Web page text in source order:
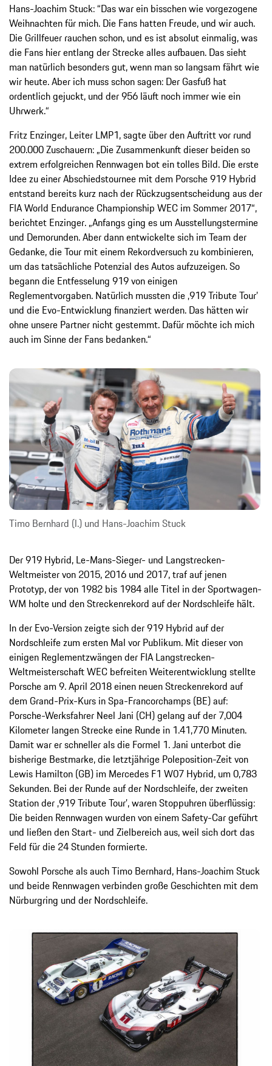
Hans-Joachim Stuck: “Das war ein bisschen wie vorgezogene
Weihnachten für mich. Die Fans hatten Freude, und wir auch.
Die Grillfeuer rauchen schon, und es ist absolut einmalig, was
die Fans hier entlang der Strecke alles aufbauen. Das sieht
man natürlich besonders gut, wenn man so langsam fährt wie
wir heute. Aber ich muss schon sagen: Der Gasfuß hat
ordentlich gejuckt, und der 956 läuft noch immer wie ein
Uhrwerk.“
Fritz Enzinger, Leiter LMP1, sagte über den Auftritt vor rund
200.000 Zuschauern: „Die Zusammenkunft dieser beiden so
extrem erfolgreichen Rennwagen bot ein tolles Bild. Die erste
Idee zu einer Abschiedstournee mit dem Porsche 919 Hybrid
entstand bereits kurz nach der Rückzugsentscheidung aus der
FIA World Endurance Championship WEC im Sommer 2017“,
berichtet Enzinger. „Anfangs ging es um Ausstellungstermine
und Demorunden. Aber dann entwickelte sich im Team der
Gedanke, die Tour mit einem Rekordversuch zu kombinieren,
um das tatsächliche Potenzial des Autos aufzuzeigen. So
begann die Entfesselung 919 von einigen
Reglementvorgaben. Natürlich mussten die ‚919 Tribute Tour’
und die Evo-Entwicklung finanziert werden. Das hätten wir
ohne unsere Partner nicht gestemmt. Dafür möchte ich mich
auch im Sinne der Fans bedanken.“
Timo Bernhard (l.) und Hans-Joachim Stuck
Der 919 Hybrid, Le-Mans-Sieger- und Langstrecken-
Weltmeister von 2015, 2016 und 2017, traf auf jenen
Prototyp, der von 1982 bis 1984 alle Titel in der Sportwagen-
WM holte und den Streckenrekord auf der Nordschleife hält.
In der Evo-Version zeigte sich der 919 Hybrid auf der
Nordschleife zum ersten Mal vor Publikum. Mit dieser von
einigen Reglementzwängen der FIA Langstrecken-
Weltmeisterschaft WEC befreiten Weiterentwicklung stellte
Porsche am 9. April 2018 einen neuen Streckenrekord auf
dem Grand-Prix-Kurs in Spa-Francorchamps (BE) auf:
Porsche-Werksfahrer Neel Jani (CH) gelang auf der 7,004
Kilometer langen Strecke eine Runde in 1.41,770 Minuten.
Damit war er schneller als die Formel 1. Jani unterbot die
bisherige Bestmarke, die letztjährige Poleposition-Zeit von
Lewis Hamilton (GB) im Mercedes F1 W07 Hybrid, um 0,783
Sekunden. Bei der Runde auf der Nordschleife, der zweiten
Station der ‚919 Tribute Tour’, waren Stoppuhren überflüssig:
Die beiden Rennwagen wurden von einem Safety-Car geführt
und ließen den Start- und Zielbereich aus, weil sich dort das
Feld für die 24 Stunden formierte.
Sowohl Porsche als auch Timo Bernhard, Hans-Joachim Stuck
und beide Rennwagen verbinden große Geschichten mit dem
Nürburgring und der Nordschleife.